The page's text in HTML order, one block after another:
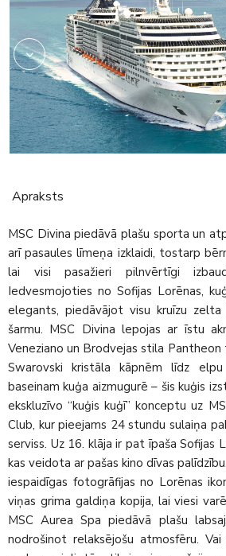
Apraksts
MSC Divina piedāvā plašu sporta un
arī pasaules līmeņa izklaidi, tostarp
lai visi pasažieri pilnvērtīgi
Iedvesmojoties no Sofijas Lorēnas,
elegants, piedāvājot visu kruīzu
šarmu. MSC Divina lepojas ar īstu
Veneziano un Brodvejas stila
Swarovski kristāla kāpnēm līdz elpu
baseinam kuģa aizmugurē – šis kuģis
ekskluzīvo “kuģis kuģī” konceptu uz
Club, kur pieejams 24 stundu sulaiņa
serviss. Uz 16. klāja ir pat īpaša Sofijas
kas veidota ar pašas kino dīvas
iespaidīgas fotogrāfijas no Lorēnas
viņas grima galdiņa kopija, lai viesi
MSC Aurea Spa piedāvā plašu
nodrošinot relaksējošu atmosfēru.